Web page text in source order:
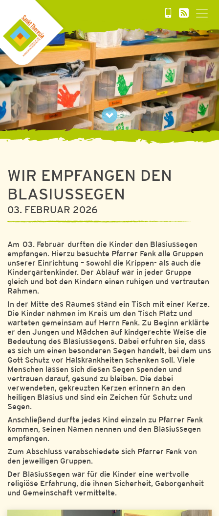
WIR EMPFANGEN DEN
BLASIUSSEGEN
03. FEBRUAR 2026
Am 03. Februar durften die Kinder den Blasiussegen
empfangen. Hierzu besuchte Pfarrer Fenk alle Gruppen
unserer Einrichtung – sowohl die Krippen- als auch die
Kindergartenkinder. Der Ablauf war in jeder Gruppe
gleich und bot den Kindern einen ruhigen und vertrauten
Rahmen.
In der Mitte des Raumes stand ein Tisch mit einer Kerze.
Die Kinder nahmen im Kreis um den Tisch Platz und
warteten gemeinsam auf Herrn Fenk. Zu Beginn erklärte
er den Jungen und Mädchen auf kindgerechte Weise die
Bedeutung des Blasiussegens. Dabei erfuhren sie, dass
es sich um einen besonderen Segen handelt, bei dem uns
Gott Schutz vor Halskrankheiten schenken soll. Viele
Menschen lassen sich diesen Segen spenden und
vertrauen darauf, gesund zu bleiben. Die dabei
verwendeten, gekreuzten Kerzen erinnern an den
heiligen Blasius und sind ein Zeichen für Schutz und
Segen.
Anschließend durfte jedes Kind einzeln zu Pfarrer Fenk
kommen, seinen Namen nennen und den Blasiussegen
empfangen.
Zum Abschluss verabschiedete sich Pfarrer Fenk von
den jeweiligen Gruppen.
Der Blasiussegen war für die Kinder eine wertvolle
religiöse Erfahrung, die ihnen Sicherheit, Geborgenheit
und Gemeinschaft vermittelte.